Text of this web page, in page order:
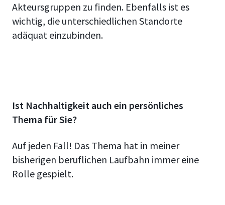
Akteursgruppen zu finden. Ebenfalls ist es
wichtig, die unterschiedlichen Standorte
adäquat einzubinden.
Ist Nachhaltigkeit auch ein persönliches
Thema für Sie?
Auf jeden Fall! Das Thema hat in meiner
bisherigen beruflichen Laufbahn immer eine
Rolle gespielt.